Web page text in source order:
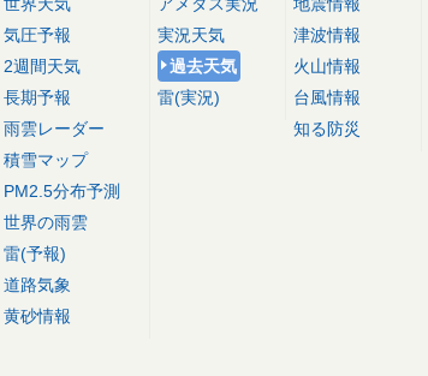
気圧予報
2週間天気
長期予報
雨雲レーダー
積雪マップ
PM2.5分布予測
世界の雨雲
雷(予報)
道路気象
黄砂情報
実況天気
過去天気
雷(実況)
津波情報
火山情報
台風情報
知る防災